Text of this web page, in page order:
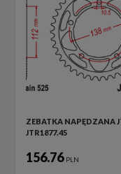
ZEBATKA NAPĘDZANA
JTR1877.45
156.76 PLN